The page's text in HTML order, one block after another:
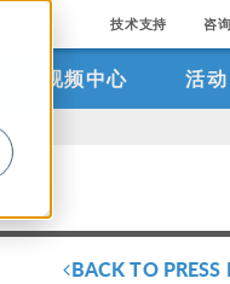
技术支持 咨
视频中心 活动
BACK TO PRESS